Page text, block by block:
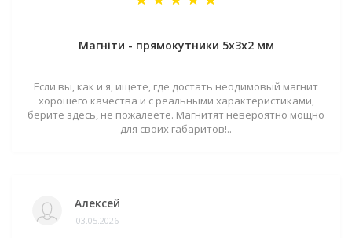
Магніти - прямокутники 5x3x2 мм
Если вы, как и я, ищете, где достать неодимовый магнит
хорошего качества и с реальными характеристиками,
берите здесь, не пожалеете. Магнитят невероятно мощно
для своих габаритов!..
Алексей
03.05.2026